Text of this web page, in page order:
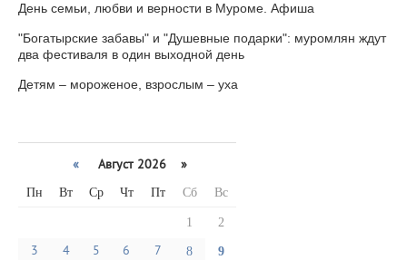
День семьи, любви и верности в Муроме. Афиша
"Богатырские забавы" и "Душевные подарки": муромлян ждут
два фестиваля в один выходной день
Детям – мороженое, взрослым – уха
« Август 2026 »
Пн Вт Ср Чт Пт Сб Вс
1 2
3 4 5 6 7 8 9